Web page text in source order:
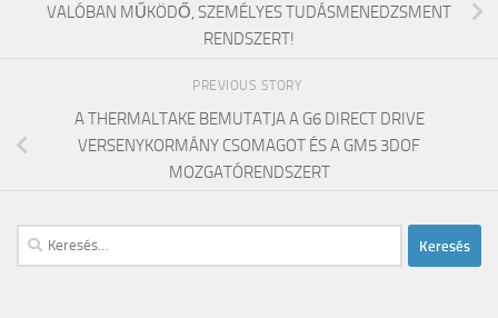
VALÓBAN MŰKÖDŐ, SZEMÉLYES TUDÁSMENEDZSMENT
RENDSZERT!
PREVIOUS STORY
A THERMALTAKE BEMUTATJA A G6 DIRECT DRIVE
VERSENYKORMÁNY CSOMAGOT ÉS A GM5 3DOF
MOZGATÓRENDSZERT
Keresés: